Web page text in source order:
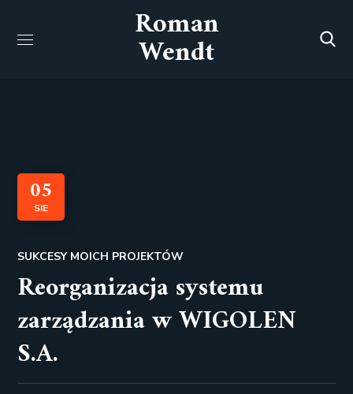
Roman
Wendt
05
SIE
SUKCESY MOICH PROJEKTÓW
Reorganizacja systemu
zarządzania w WIGOLEN
S.A.